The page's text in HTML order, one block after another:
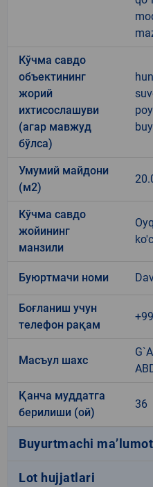
Кўчма савдо
объектининг
жорий
ихтисослашуви
(агар мавжуд
бўлса)
Умумий майдони
(м2)
Кўчма савдо
жойининг
манзили
Буюртмачи номи
Боғланиш учун
телефон рақам
Масъул шахс
Қанча муддатга
берилиши (ой)
36
Buyurtmachi
Lot hujjatlari